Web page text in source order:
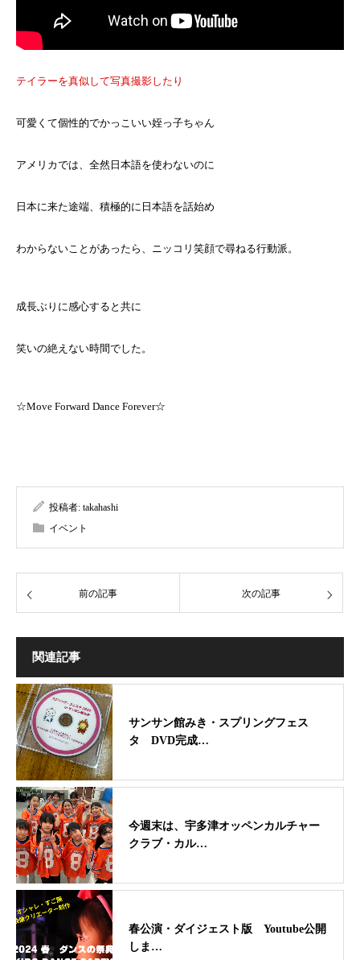
テイラーを真似して写真撮影したり
可愛くて個性的でかっこいい姪っ子ちゃん
アメリカでは、全然日本語を使わないのに
日本に来た途端、積極的に日本語を話始め
わからないことがあったら、ニッコリ笑顔で尋ねる行動派。
成長ぶりに感心すると共に
笑いの絶えない時間でした。
☆Move Forward Dance Forever☆
投稿者: takahashi
イベント
前の記事 次の記事
関連記事
サンサン館みき・スプリングフェス
タ DVD完成…
今週末は、宇多津オッペンカルチャー
クラブ・カル…
春公演・ダイジェスト版 Youtube公開
しま…